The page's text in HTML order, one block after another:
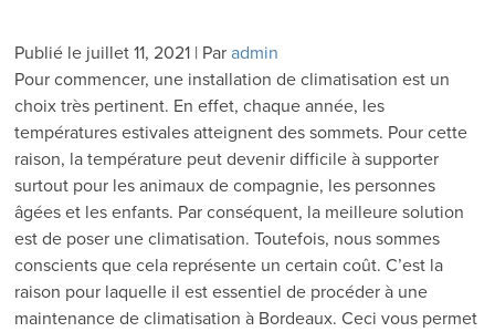
Publié le juillet 11, 2021 | Par admin
Pour commencer, une installation de climatisation est un
choix très pertinent. En effet, chaque année, les
températures estivales atteignent des sommets. Pour cette
raison, la température peut devenir difficile à supporter
surtout pour les animaux de compagnie, les personnes
âgées et les enfants. Par conséquent, la meilleure solution
est de poser une climatisation. Toutefois, nous sommes
conscients que cela représente un certain coût. C’est la
raison pour laquelle il est essentiel de procéder à une
maintenance de climatisation à Bordeaux. Ceci vous permet